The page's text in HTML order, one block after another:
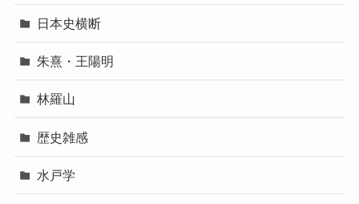
日本史横断
朱熹・王陽明
林羅山
歴史雑感
水戸学